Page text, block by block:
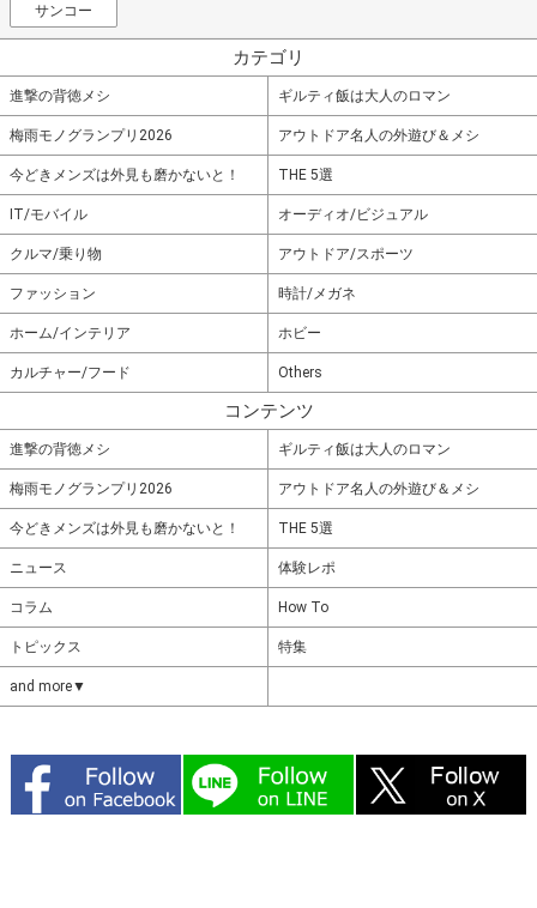
サンコー
カテゴリ
進撃の背徳メシ ギルティ飯は大人のロマン
梅雨モノグランプリ2026 アウトドア名人の外遊び＆メシ
今どきメンズは外見も磨かないと！ THE 5選
IT/モバイル オーディオ/ビジュアル
クルマ/乗り物 アウトドア/スポーツ
ファッション 時計/メガネ
ホーム/インテリア ホビー
カルチャー/フード Others
コンテンツ
進撃の背徳メシ ギルティ飯は大人のロマン
梅雨モノグランプリ2026 アウトドア名人の外遊び＆メシ
今どきメンズは外見も磨かないと！ THE 5選
ニュース 体験レポ
コラム How To
トピックス 特集
and more▼